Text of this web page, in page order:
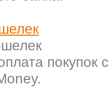
покупок